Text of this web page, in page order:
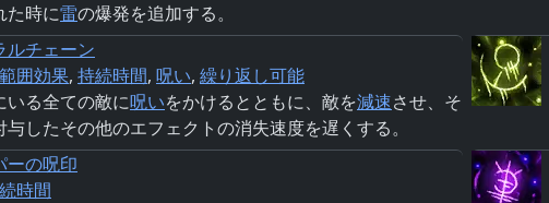
た時に雷の爆発を追加する。
ルチェーン
範囲効果, 持続時間, 呪い, 繰り返し可能
いる全ての敵に呪いをかけるとともに、敵を減速させ、そ
与したその他のエフェクトの消失速度を遅くする。
ーの呪印
時間